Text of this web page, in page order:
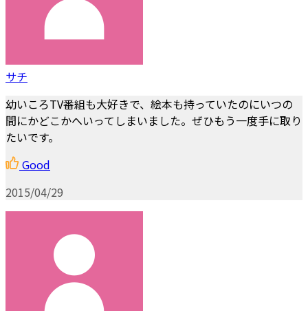
サチ
幼いころTV番組も大好きで、絵本も持っていたのにいつの
間にかどこかへいってしまいました。ぜひもう一度手に取り
たいです。
Good
2015/04/29